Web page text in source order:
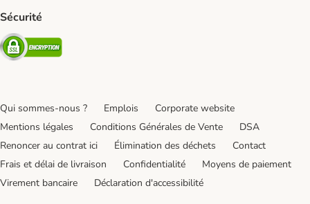
Sécurité
Security
Qui sommes-nous ? Emplois
Corporate website
Mentions légales
Conditions Générales de Vente
DSA
Renoncer au contrat ici
Élimination des déchets
Contact
Frais et délai de livraison
Confidentialité
Moyens de paiement
Virement bancaire
Déclaration d'accessibilité